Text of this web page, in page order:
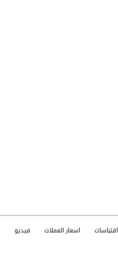
اقتباسات اسعار العملات فيديو